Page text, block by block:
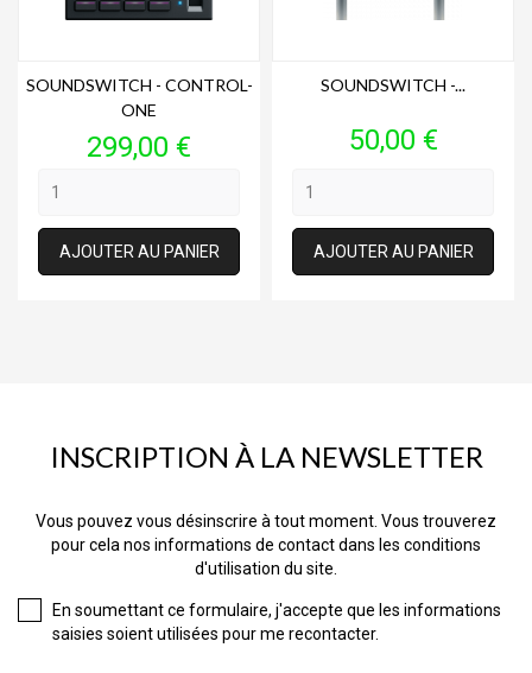
SOUNDSWITCH - CONTROL-
ONE
Prix
299,00 €
AJOUTER AU PANIER
SOUNDSWITCH -...
Prix
50,00 €
AJOUTER AU PANIER
INSCRIPTION À LA NEWSLETTER
Vous pouvez vous désinscrire à tout moment. Vous trouverez
pour cela nos informations de contact dans les conditions
d'utilisation du site.
En soumettant ce formulaire, j'accepte que les informations
saisies soient utilisées pour me recontacter.